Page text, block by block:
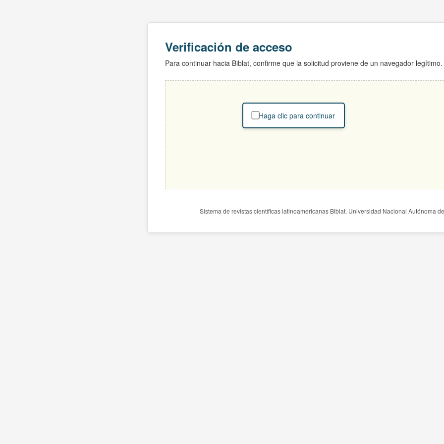
Verificación de acceso
Para continuar hacia Biblat, confirme que la solicitud proviene de un navegador legítimo.
Haga clic para continuar
Sistema de revistas científicas latinoamericanas Biblat. Universidad Nacional Autónoma